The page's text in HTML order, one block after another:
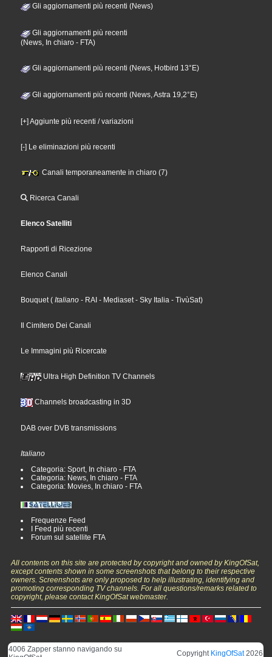
Gli aggiornamenti più recenti (News)
Gli aggiornamenti più recenti
(News, In chiaro - FTA)
Gli aggiornamenti più recenti (News, Hotbird 13°E)
Gli aggiornamenti più recenti (News, Astra 19,2°E)
[+] Aggiunte più recenti / variazioni
[-] Le eliminazioni più recenti
Canali temporaneamente in chiaro (7)
Ricerca Canali
Elenco Satelliti
Rapporti di Ricezione
Elenco Canali
Bouquet ( Italiano - RAI - Mediaset - Sky Italia - TivùSat)
Il Cimitero Dei Canali
Le Immagini più Ricercate
Ultra High Definition TV Channels
Channels broadcasting in 3D
DAB over DVB transmissions
Italiano
Categoria: Sport, In chiaro - FTA
Categoria: News, In chiaro - FTA
Categoria: Movies, In chiaro - FTA
Frequenze Feed
I Feed più recenti
Forum sul satellite FTA
All contents on this site are protected by copyright and owned by KingOfSat,
except contents shown in some screenshots that belong to their respective
owners. Screenshots are only proposed to help illustrating, identifying and
promoting corresponding TV channels. For all questions/remarks related to
copyright, please contact KingOfSat webmaster.
4006 Zapper stanno navigando su
Copyright KingOfSat2026